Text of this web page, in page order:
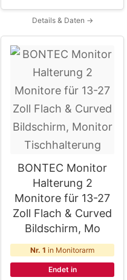
Details & Daten →
BONTEC Monitor
Halterung 2
Monitore für 13-27
Zoll Flach & Curved
Bildschirm, Mo
Nr. 1 in Monitorarm
Endet in